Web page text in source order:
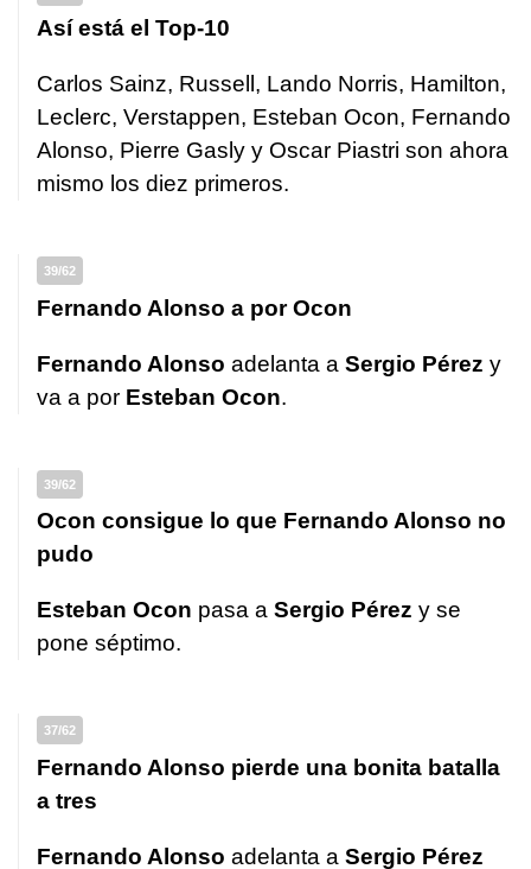
Así está el Top-10
Carlos Sainz, Russell, Lando Norris, Hamilton,
Leclerc, Verstappen, Esteban Ocon, Fernando
Alonso, Pierre Gasly y Oscar Piastri son ahora
mismo los diez primeros.
39/62
Fernando Alonso a por Ocon
Fernando Alonso adelanta a Sergio Pérez y
va a por Esteban Ocon.
39/62
Ocon consigue lo que Fernando Alonso no
pudo
Esteban Ocon pasa a Sergio Pérez y se
pone séptimo.
37/62
Fernando Alonso pierde una bonita batalla
a tres
Fernando Alonso adelanta a Sergio Pérez